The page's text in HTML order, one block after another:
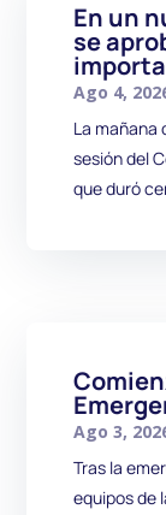
En un
se
Ago 4,
La mañana
sesión del
que duró
Ago 3,
Tras la
equipos de